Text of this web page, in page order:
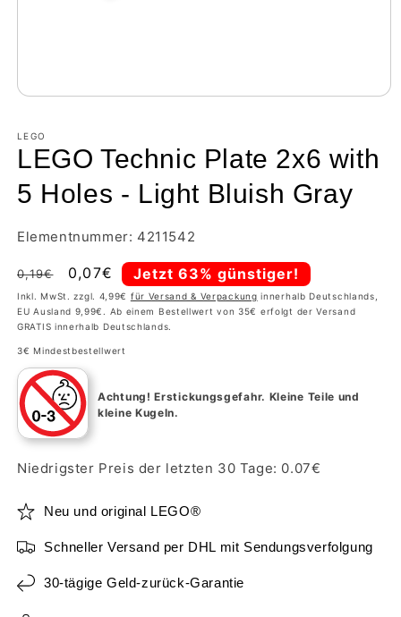
LEGO
LEGO Technic Plate 2x6 with
5 Holes - Light Bluish Gray
Elementnummer: 4211542
Normaler
Preis
0,19€ Verkaufspreis
0,07€ Jetzt 63% günstiger!
Inkl. MwSt. zzgl. 4,99€ für Versand & Verpackung innerhalb Deutschlands,
EU Ausland 9,99€. Ab einem Bestellwert von 35€ erfolgt der Versand
GRATIS innerhalb Deutschlands.
3€ Mindestbestellwert
Achtung! Erstickungsgefahr. Kleine Teile und
kleine Kugeln.
Niedrigster Preis der letzten 30 Tage: 0.07€
Neu und original LEGO®
Schneller Versand per DHL mit Sendungsverfolgung
30-tägige Geld-zurück-Garantie